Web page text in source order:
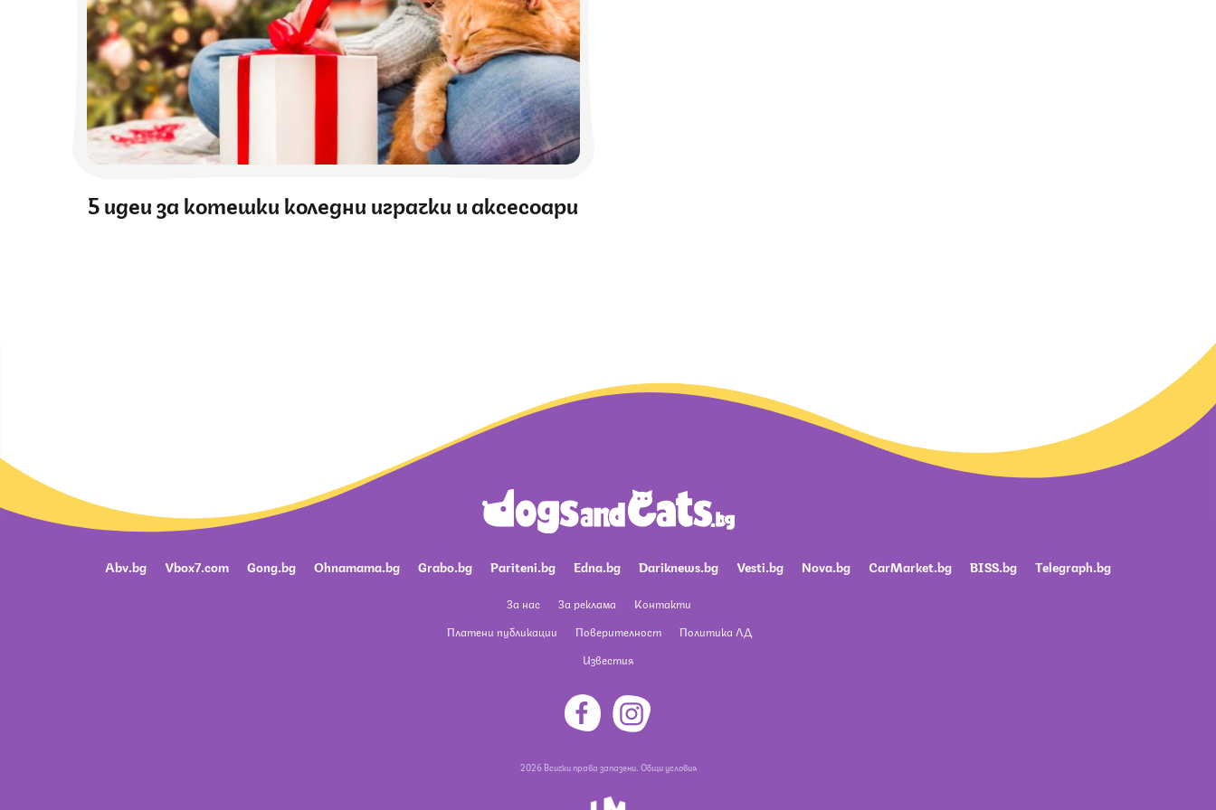
5 идеи за котешки коледни играчки и аксесоари
Abv.bg Vbox7.com Gong.bg Ohnamama.bg Grabo.bg Pariteni.bg Edna.bg Dariknews.bg Vesti.bg Nova.bg CarMarket.bg BISS.bg Telegraph.bg
За нас За реклама
Контакти
Платени публикации
Поверителност
Политика ЛД
Известия
2026 Всички права запазени. Общи условия